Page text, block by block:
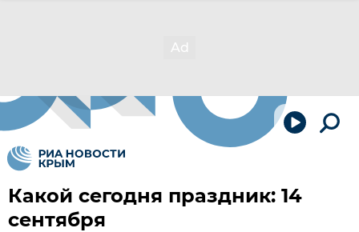
Какой сегодня праздник: 14
сентября